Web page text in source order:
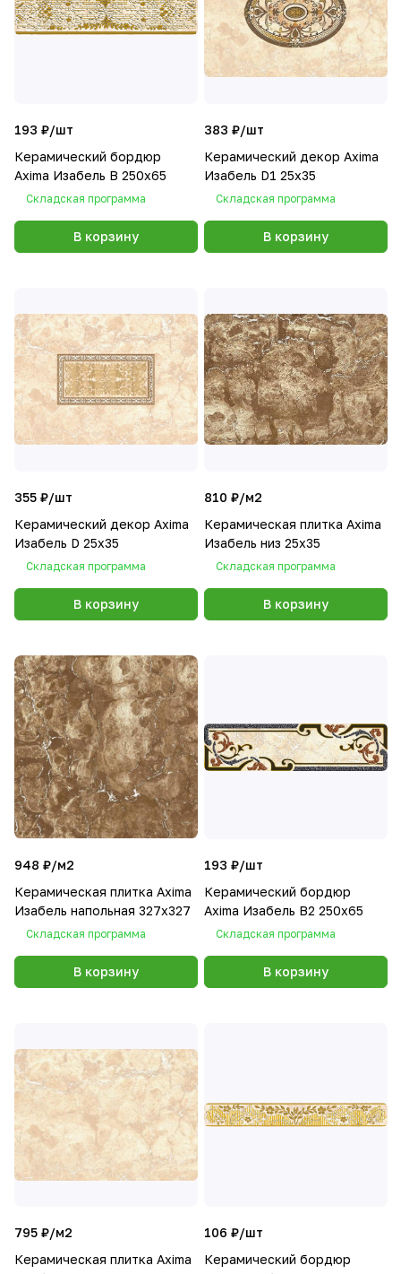
193 ₽/шт
Керамический бордюр
Axima Изабель В 250х65
Складская программа
В корзину
383 ₽/шт
Керамический декор Axima
Изабель D1 25x35
Складская программа
В корзину
355 ₽/шт
Керамический декор Axima
Изабель D 25x35
Складская программа
В корзину
810 ₽/м2
Керамическая плитка Axima
Изабель низ 25x35
Складская программа
В корзину
948 ₽/м2
Керамическая плитка Axima
Изабель напольная 327x327
Складская программа
В корзину
193 ₽/шт
Керамический бордюр
Axima Изабель В2 250х65
Складская программа
В корзину
795 ₽/м2
Керамическая плитка Axima
106 ₽/шт
Керамический бордюр